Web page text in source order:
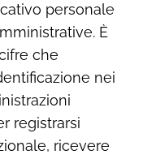
personale
È
che
nei
registrarsi
ricevere